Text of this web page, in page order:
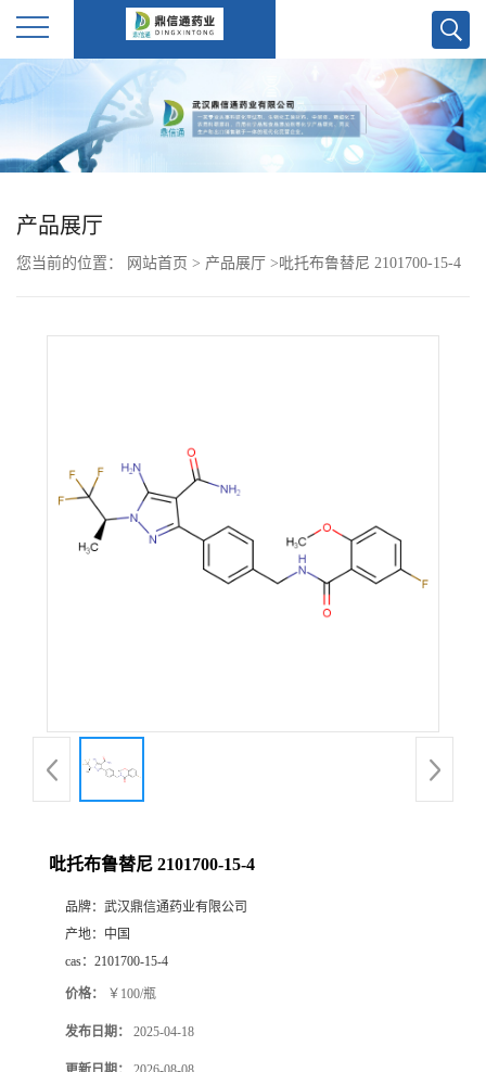
公
产
产品展厅
您当前的位置： 网站首页 > 产品展厅 >吡托布鲁替尼 2101700-15-4
吡托布鲁替尼 2101700-15-4
品牌： 武汉鼎信通药业有限公司
产地： 中国
cas： 2101700-15-4
价格： ￥100/瓶
发布日期： 2025-04-18